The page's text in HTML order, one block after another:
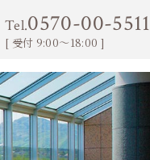
Tel.0570-00-5511
[ 受付 9:00～18:00 ]